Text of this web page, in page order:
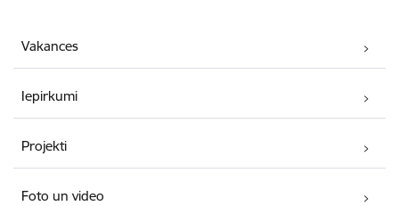
Vakances
Iepirkumi
Projekti
Foto un video